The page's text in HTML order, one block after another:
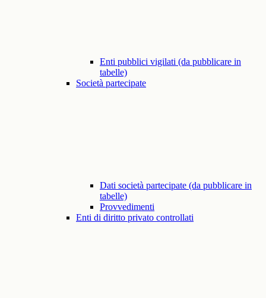
Enti pubblici vigilati (da pubblicare in
tabelle)
Società partecipate
Dati società partecipate (da pubblicare in
tabelle)
Provvedimenti
Enti di diritto privato controllati